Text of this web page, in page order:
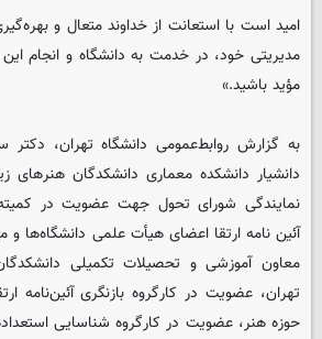
امید است با استعانت از خداوند متعال و
مدیریتی خود، در خدمت به دانشگاه و انجام
مؤید باشید.»
به گزارش روابط‌عمومی دانشگاه تهران، دکتر
دانشیار دانشکده معماری دانشکدگان هنرهای
نمایندگی شورای تحول جهت عضویت در
آئین نامه ارتقا اعضای هیأت علمی دانشگاه‌ها و
معاون آموزشی و تحصیلات تکمیلی
تهران، عضویت در کارگروه بازنگری آئین‌نامه
حوزه هنر، عضویت در کارگروه شناسایی